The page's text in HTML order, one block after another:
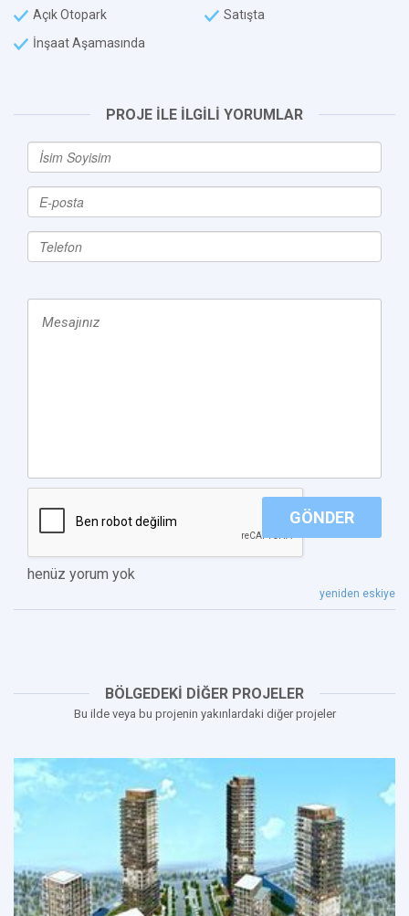
Açık Otopark
Satışta
İnşaat Aşamasında
PROJE İLE İLGİLİ YORUMLAR
GÖNDER
henüz yorum yok
yeniden eskiye
BÖLGEDEKİ DİĞER PROJELER
Bu ilde veya bu projenin yakınlardaki diğer projeler